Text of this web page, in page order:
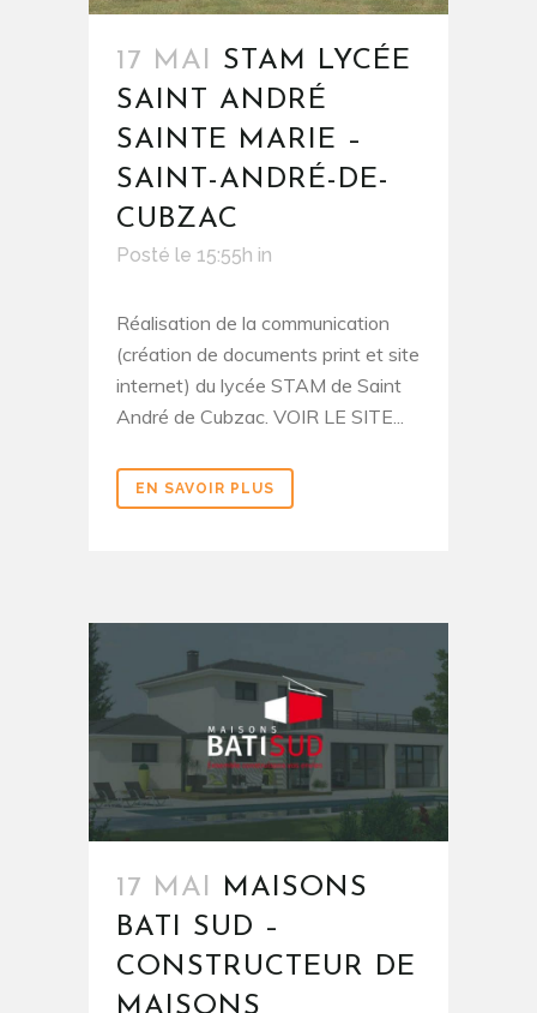
17 MAI STAM LYCÉE
SAINT ANDRÉ
SAINTE MARIE –
SAINT-ANDRÉ-DE-
CUBZAC
Posté le 15:55h in
Réalisation de la communication
(création de documents print et site
internet) du lycée STAM de Saint
André de Cubzac. VOIR LE SITE...
EN SAVOIR PLUS
17 MAI
MAISONS
BATI SUD –
CONSTRUCTEUR DE
MAISONS